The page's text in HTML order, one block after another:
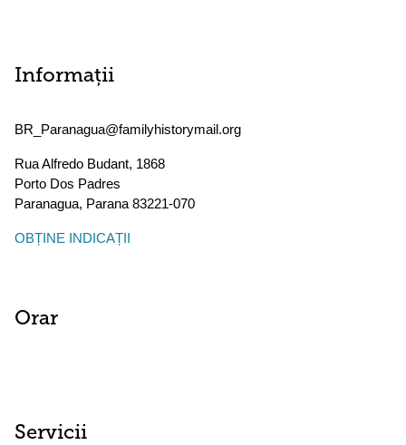
Informații
BR_Paranagua@familyhistorymail.org
Rua Alfredo Budant, 1868
Porto Dos Padres
Paranagua, Parana 83221-070
OBȚINE INDICAȚII
Orar
Servicii